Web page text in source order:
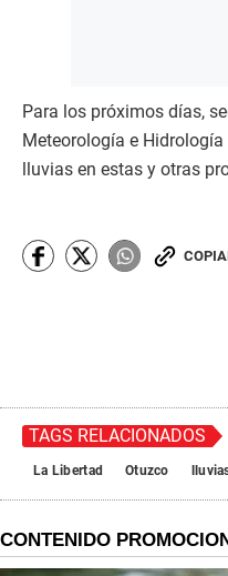
Para los próximos días,
Meteorología e Hidrología
lluvias en estas y otras
TAGS RELACIONADOS
La Libertad Otuzco